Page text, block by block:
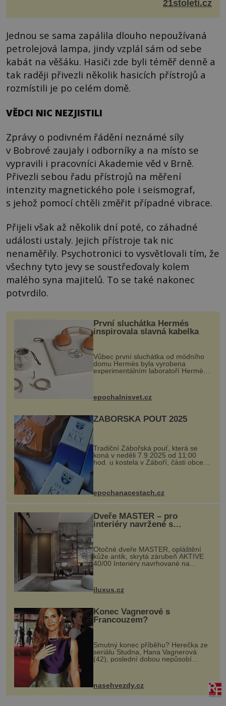
21stoleti.cz
Jednou se sama zapálila dlouho nepoužívaná
petrolejová lampa, jindy vzplál sám od sebe
kabát na věšáku. Hasiči zde byli téměř denně a
tak raději přivezli několik hasicích přístrojů a
rozmístili je po celém domě.
VĚDCI NIC NEZJISTILI
Zprávy o podivném řádění neznámé síly
v Bobrové zaujaly i odborníky a na místo se
vypravili i pracovníci Akademie věd v Brně.
Přivezli sebou řadu přístrojů na měření
intenzity magnetického pole i seismograf,
s jehož pomocí chtěli změřit případné vibrace.
Přijeli však až několik dní poté, co záhadné
události ustaly. Jejich přístroje tak nic
nenaměřily. Psychotronici to vysvětlovali tím, že
všechny tyto jevy se soustřeďovaly kolem
malého syna majitelů. To se také nakonec
potvrdilo.
První sluchátka Hermés
inspirovala slavná kabelka
Vůbec první sluchátka od módního
domu Hermès byla vyrobena
experimentálním laboratoří Hermès
kovový...
epochalnisvet.cz
ZÁBOŘSKÁ POUŤ 2025
Tradiční Zábořská pouť, která se
koná v neděli 7.9.2025 od 11:00
hod. u kostela v Záboří, části obce
Kly u Mělníka. V programu naleznete
komentovanou prohlídku kostela,
epochanacestach.cz
Dveře MASTER – pro
interiéry navržené s
rozumem i vášní!
Otočné dveře MASTER, opláštění
kůže antik, skrytá zárubeň AKTIVE
40/00 Interiéry navrhované na
zakázku často vyžadují atypické
rozměry nejen nábytku, ale i
dnes umož...
iluxus.cz
Konec Vagnerové s
Francouzem?
Smutný konec příběhu? Herečka ze
seriálu Studna, Hana Vagnerová
(42), poslední dobou nepůsobí
nasehvezdy.cz